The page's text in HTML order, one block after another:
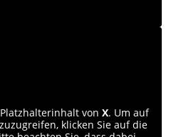
von X. Um auf
klicken Sie auf die